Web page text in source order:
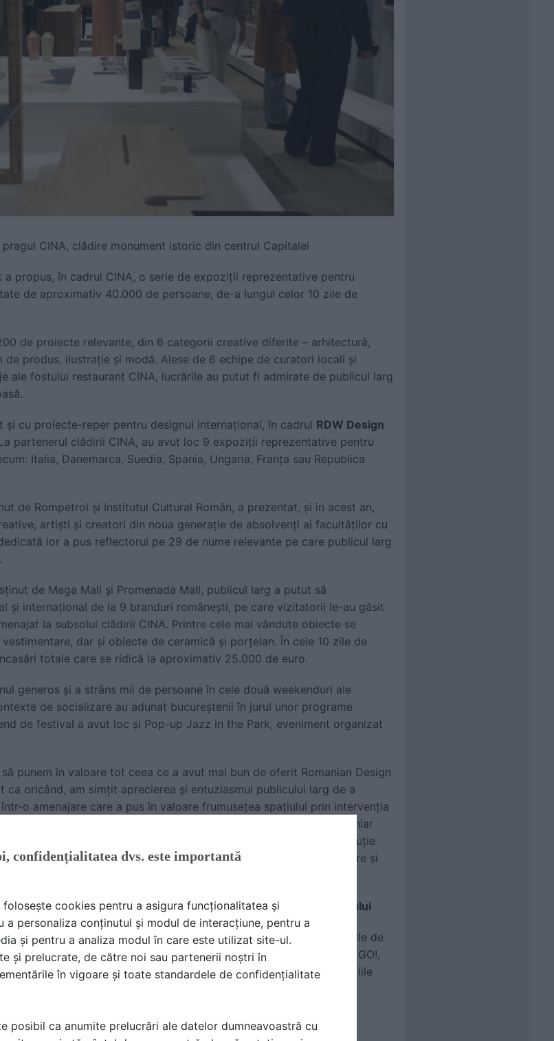
CINA, clădire monument istoric din centrul Capitalei
a propus, în cadrul CINA, o serie de expoziții reprezentative pentru
de aproximativ 40.000 de persoane, de-a lungul celor 10 zile de
de proiecte relevante, din 6 categorii creative diferite – arhitectură,
produs, ilustrație și modă. Alese de 6 echipe de curatori locali și
ale fostului restaurant CINA, lucrările au putut fi admirate de publicul larg
și cu proiecte-reper pentru designul internațional, în cadrul RDW Design
partenerul clădirii CINA, au avut loc 9 expoziții reprezentative pentru
Italia, Danemarca, Suedia, Spania, Ungaria, Franța sau Republica
de Rompetrol și Institutul Cultural Român, a prezentat, și în acest an,
artiști și creatori din noua generație de absolvenți ai facultăților cu
lor a pus reflectorul pe 29 de nume relevante pe care publicul larg
de Mega Mall și Promenada Mall, publicul larg a putut să
și internațional de la 9 branduri românești, pe care vizitatorii le-au găsit
la subsolul clădirii CINA. Printre cele mai vândute obiecte se
dar și obiecte de ceramică și porțelan. În cele 10 zile de
totale care se ridică la aproximativ 25.000 de euro.
generos și a strâns mii de persoane în cele două weekenduri ale
de socializare au adunat bucureștenii în jurul unor programe
de festival a avut loc și Pop-up Jazz in the Park, eveniment organizat
punem în valoare tot ceea ce a avut mai bun de oferit Romanian Design
ca oricând, am simțit aprecierea și entuziasmul publicului larg de a
o amenajare care a pus în valoare frumusețea spațiului prin intervenția
RDW. Ne-am bucurat să răspundem și noi, în mod direct, chiar
acesta – Unlock the City –, dat fiind că am deschis astfel o discuție
care trebuie deblocate și care pot aduce astfel strălucire și
Borțun, CEO The Institute.
prin cele peste 130 de evenimente satelit din cadrul festivalului
acesta cel mai amplu program de evenimente-satelit din toate edițiile de
peste 40.000 de persoane. Reunite sub formatul RDW Design GO!,
o diversitate de contexte de apropiere a vizitatorilor de industriile
workshop-uri, lansări de produse, expoziții, open doors, tururi
cel mai mult publicul anul acesta:
confidențialitatea dvs. este importantă
cookies pentru a asigura funcționalitatea și
a personaliza conținutul și modul de interacțiune, pentru a
și pentru a analiza modul în care este utilizat site-ul.
și prelucrate, de către noi sau partenerii noștri în
în vigoare și toate standardele de confidențialitate
posibil ca anumite prelucrări ale datelor dumneavoastră cu